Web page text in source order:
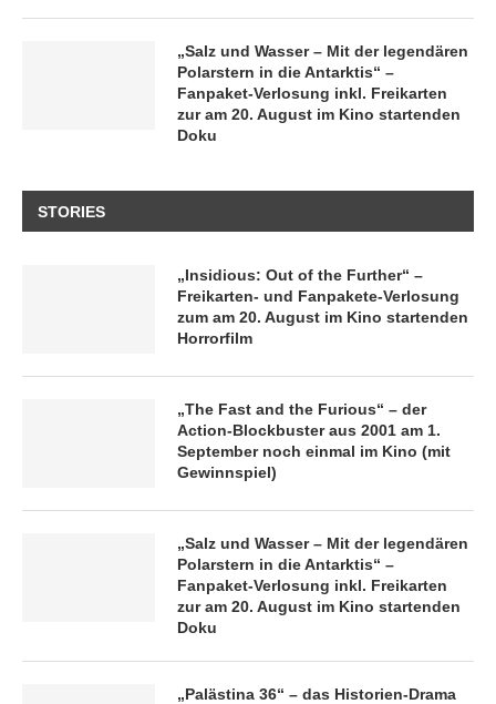
„Salz und Wasser – Mit der legendären
Polarstern in die Antarktis“ –
Fanpaket-Verlosung inkl. Freikarten
zur am 20. August im Kino startenden
Doku
STORIES
„Insidious: Out of the Further“ –
Freikarten- und Fanpakete-Verlosung
zum am 20. August im Kino startenden
Horrorfilm
„The Fast and the Furious“ – der
Action-Blockbuster aus 2001 am 1.
September noch einmal im Kino (mit
Gewinnspiel)
„Salz und Wasser – Mit der legendären
Polarstern in die Antarktis“ –
Fanpaket-Verlosung inkl. Freikarten
zur am 20. August im Kino startenden
Doku
„Palästina 36“ – das Historien-Drama